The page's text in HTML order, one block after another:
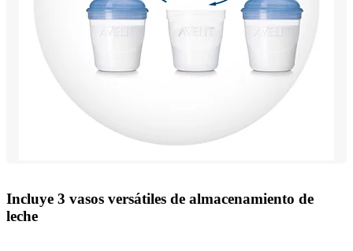
Incluye 3 vasos versátiles de almacenamiento de
leche